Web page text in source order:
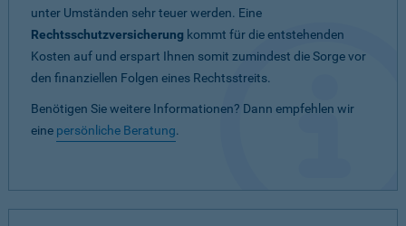
unter Umständen sehr teuer werden. Eine
Rechtsschutzversicherung kommt für die entstehenden
Kosten auf und erspart Ihnen somit zumindest die Sorge vor
den finanziellen Folgen eines Rechtsstreits.
Benötigen Sie weitere Informationen? Dann empfehlen wir
eine persönliche Beratung.